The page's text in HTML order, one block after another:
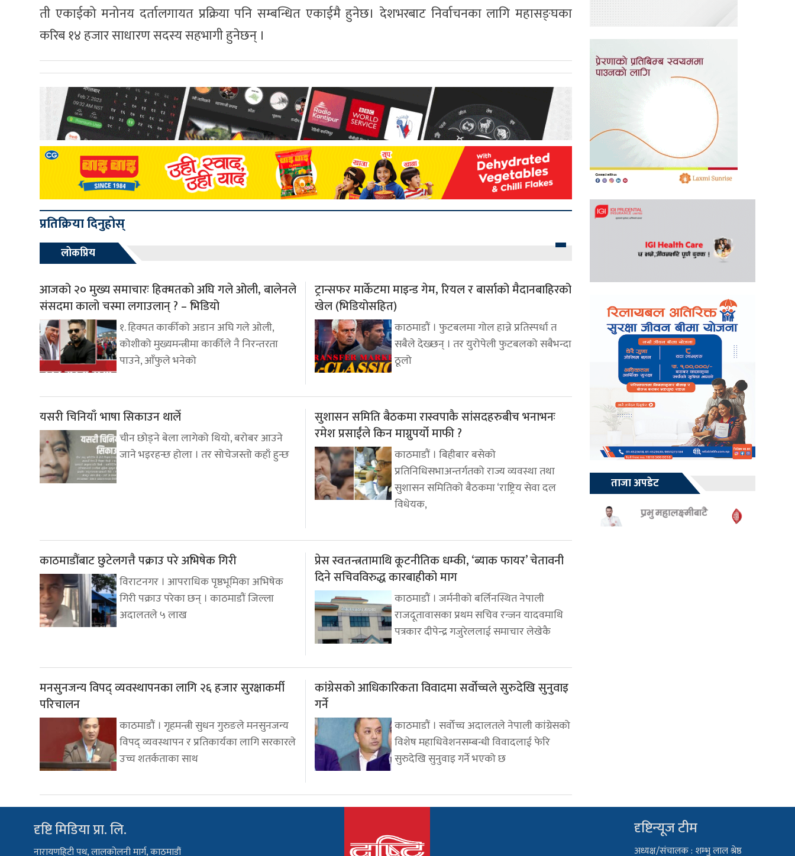
ती एकाईको मनोनय दर्तालगायत प्रक्रिया पनि सम्बन्धित एकाईमै हुनेछ। देशभरबाट निर्वाचनका लागि महासङ्घका
करिब १४ हजार साधारण सदस्य सहभागी हुनेछन् ।
प्रतिक्रिया दिनुहोस्
लोकप्रिय
आजको २० मुख्य समाचारः हिक्मतको अघि गले ओली, बालेनले
संसदमा कालो चस्मा लगाउलान् ? – भिडियो
१. हिक्मत कार्कीको अडान अघि गले ओली,
कोशीको मुख्यमन्त्रीमा कार्कीले नै निरन्तरता
पाउने, आँफुले भनेको
ट्रान्सफर मार्केटमा माइन्ड गेम, रियल र बार्साको मैदानबाहिरको
खेल (भिडियोसहित)
काठमाडौं । फुटबलमा गोल हान्ने प्रतिस्पर्धा त
सबैले देख्छन् । तर युरोपेली फुटबलको सबैभन्दा
ठूलो
यसरी चिनियाँ भाषा सिकाउन थालेँ
चीन छोड्ने बेला लागेको थियो, बरोबर आउने
जाने भइरहन्छ होला । तर सोचेजस्तो कहाँ हुन्छ
सुशासन समिति बैठकमा रास्वपाकै सांसदहरुबीच भनाभनः
रमेश प्रसाईंले किन माग्नुपर्यो माफी ?
काठमाडौं । बिहीबार बसेको
प्रतिनिधिसभाअन्तर्गतको राज्य व्यवस्था तथा
सुशासन समितिको बैठकमा ‘राष्ट्रिय सेवा दल
विधेयक,
काठमाडौंबाट छुटेलगत्तै पक्राउ परे अभिषेक गिरी
विराटनगर । आपराधिक पृष्ठभूमिका अभिषेक
गिरी पक्राउ परेका छन् । काठमाडौं जिल्ला
अदालतले ५ लाख
प्रेस स्वतन्त्रतामाथि कूटनीतिक धम्की, ‘ब्याक फायर’ चेतावनी
दिने सचिवविरुद्ध कारबाहीको माग
काठमाडौं । जर्मनीको बर्लिनस्थित नेपाली
राजदूतावासका प्रथम सचिव रन्जन यादवमाथि
पत्रकार दीपेन्द्र गजुरेललाई समाचार लेखेकै
मनसुनजन्य विपद् व्यवस्थापनका लागि २६ हजार सुरक्षाकर्मी
परिचालन
काठमाडौं । गृहमन्त्री सुधन गुरुङले मनसुनजन्य
विपद् व्यवस्थापन र प्रतिकार्यका लागि सरकारले
उच्च शतर्कताका साथ
कांग्रेसको आधिकारिकता विवादमा सर्वोच्चले सुरुदेखि सुनुवाइ
गर्ने
काठमाडौं । सर्वोच्च अदालतले नेपाली कांग्रेसको
विशेष महाधिवेशनसम्बन्धी विवादलाई फेरि
सुरुदेखि सुनुवाइ गर्ने भएको छ
ताजा अपडेट
दृष्टि मिडिया प्रा. लि.
नारायणहिटी पथ, लालकोलनी मार्ग, काठमाडौं
दृष्टिन्यूज टीम
अध्यक्ष/संचालक : शम्भु लाल श्रेष्ठ